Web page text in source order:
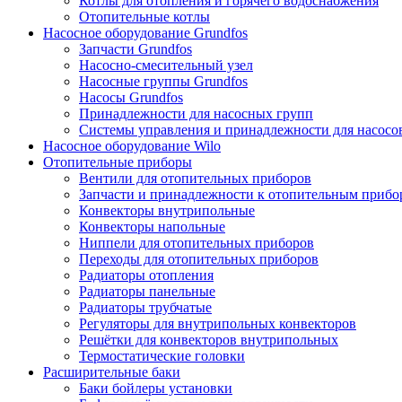
Отопительные котлы
Насосное оборудование Grundfos
Запчасти Grundfos
Насосно-смесительный узел
Насосные группы Grundfos
Насосы Grundfos
Принадлежности для насосных групп
Системы управления и принадлежности для
Насосное оборудование Wilo
Отопительные приборы
Вентили для отопительных приборов
Запчасти и принадлежности к отопительным
Конвекторы внутрипольные
Конвекторы напольные
Ниппели для отопительных приборов
Переходы для отопительных приборов
Радиаторы отопления
Радиаторы панельные
Радиаторы трубчатые
Регуляторы для внутрипольных конвекторов
Решётки для конвекторов внутрипольных
Термостатические головки
Расширительные баки
Баки бойлеры установки